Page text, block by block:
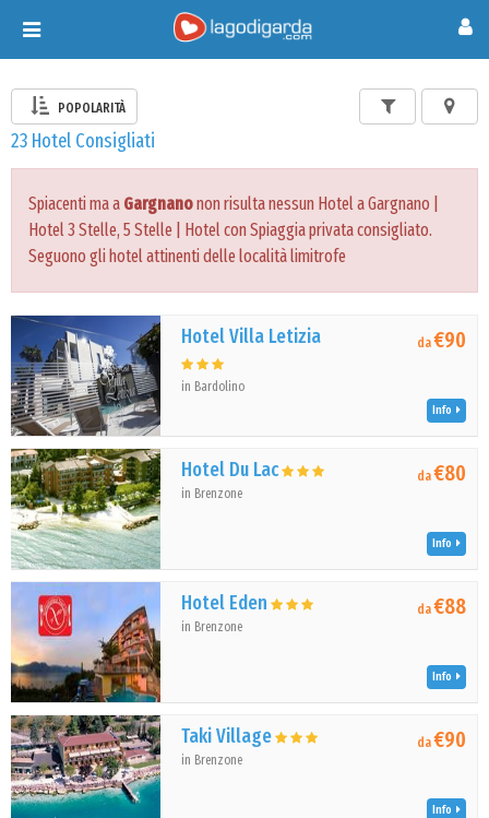
Toggle
navigation
POPOLARITÀ
23 Hotel Consigliati
Spiacenti ma a Gargnanonon risulta nessun Hotel a Gargnano |
Hotel 3 Stelle, 5 Stelle | Hotel con Spiaggia privata consigliato.
Seguono gli hotel attinenti delle località limitrofe
Hotel Villa Letizia
in Bardolino
da€90
Info
Hotel Du Lac
in Brenzone
da€80
Info
Hotel Eden
in Brenzone
da€88
Info
Taki Village
in Brenzone
da€90
Info